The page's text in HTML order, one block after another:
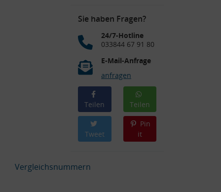
Sie haben Fragen?
24/7-Hotline
033844 67 91 80
E-Mail-Anfrage
anfragen
Teilen Teilen
Tweet
Pin
it
Vergleichsnummern